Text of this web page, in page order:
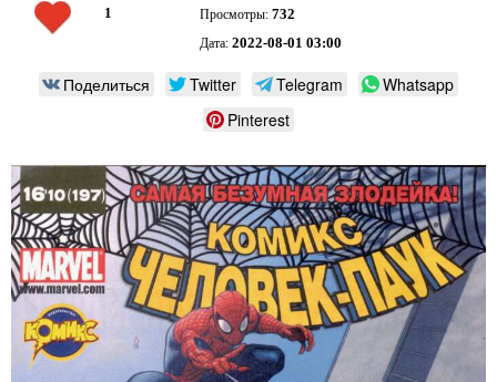
1 Просмотры: 732
Дата: 2022-08-01 03:00
Поделиться Twitter Telegram
Whatsapp
Pinterest